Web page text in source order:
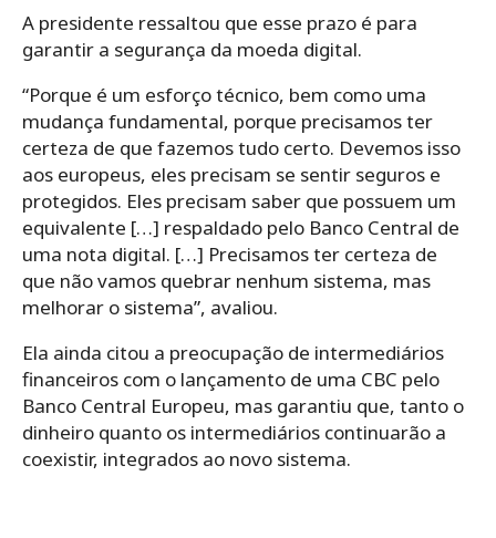
A presidente ressaltou que esse prazo é para
garantir a segurança da moeda digital.
“Porque é um esforço técnico, bem como uma
mudança fundamental, porque precisamos ter
certeza de que fazemos tudo certo. Devemos isso
aos europeus, eles precisam se sentir seguros e
protegidos. Eles precisam saber que possuem um
equivalente […] respaldado pelo Banco Central de
uma nota digital. […] Precisamos ter certeza de
que não vamos quebrar nenhum sistema, mas
melhorar o sistema”, avaliou.
Ela ainda citou a preocupação de intermediários
financeiros com o lançamento de uma CBC pelo
Banco Central Europeu, mas garantiu que, tanto o
dinheiro quanto os intermediários continuarão a
coexistir, integrados ao novo sistema.